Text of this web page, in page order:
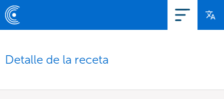
Detalle de la receta